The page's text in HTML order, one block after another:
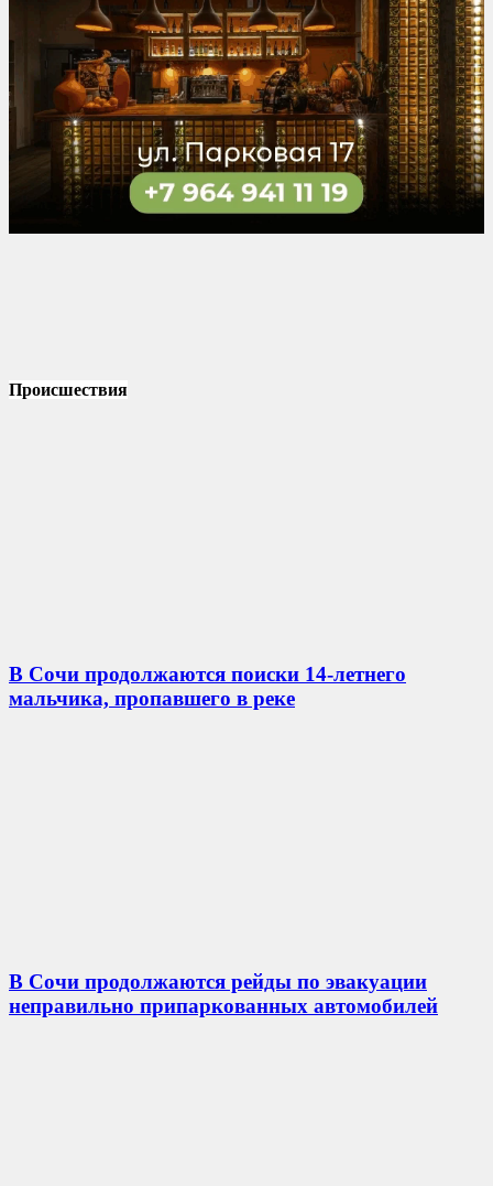
Происшествия
В Сочи продолжаются поиски 14-летнего
мальчика, пропавшего в реке
В Сочи продолжаются рейды по эвакуации
неправильно припаркованных автомобилей